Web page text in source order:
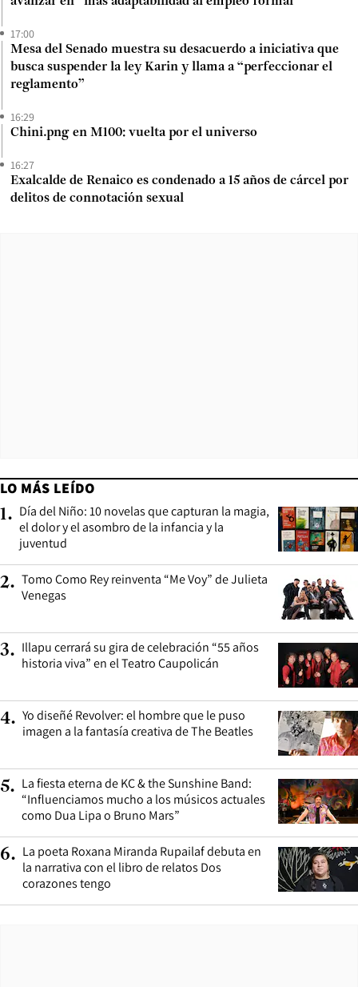
17:00
Mesa del Senado muestra su desacuerdo a iniciativa que
busca suspender la ley Karin y llama a “perfeccionar el
reglamento”
16:29
Chini.png en M100: vuelta por el universo
16:27
Exalcalde de Renaico es condenado a 15 años de cárcel por
delitos de connotación sexual
LO MÁS LEÍDO
1. Día del Niño: 10 novelas que capturan la magia,
el dolor y el asombro de la infancia y la
juventud
2. Tomo Como Rey reinventa “Me Voy” de Julieta
Venegas
3. Illapu cerrará su gira de celebración “55 años
historia viva” en el Teatro Caupolicán
4. Yo diseñé Revolver: el hombre que le puso
imagen a la fantasía creativa de The Beatles
5. La fiesta eterna de KC & the Sunshine Band:
“Influenciamos mucho a los músicos actuales
como Dua Lipa o Bruno Mars”
6. La poeta Roxana Miranda Rupailaf debuta en
la narrativa con el libro de relatos Dos
corazones tengo